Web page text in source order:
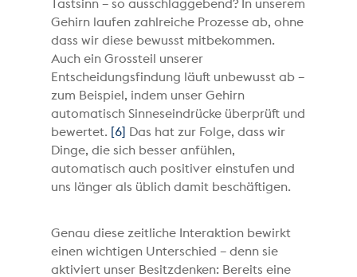
Tastsinn – so ausschlaggebend? In unserem
Gehirn laufen zahlreiche Prozesse ab, ohne
dass wir diese bewusst mitbekommen.
Auch ein Grossteil unserer
Entscheidungsfindung läuft unbewusst ab –
zum Beispiel, indem unser Gehirn
automatisch Sinneseindrücke überprüft und
bewertet.
[6]
Das hat zur Folge, dass wir
Dinge, die sich besser anfühlen,
automatisch auch positiver einstufen und
uns länger als üblich damit beschäftigen.
Genau diese zeitliche Interaktion bewirkt
einen wichtigen Unterschied – denn sie
aktiviert unser Besitzdenken: Bereits eine